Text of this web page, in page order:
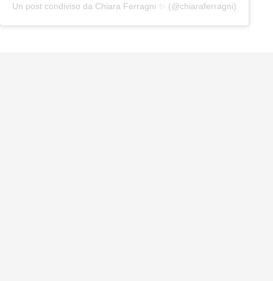
Un post condiviso da Chiara Ferragni ✨ (@chiaraferragni)